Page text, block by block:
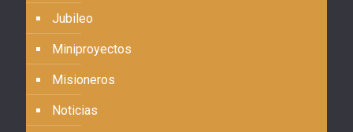
Jubileo
Miniproyectos
Misioneros
Noticias